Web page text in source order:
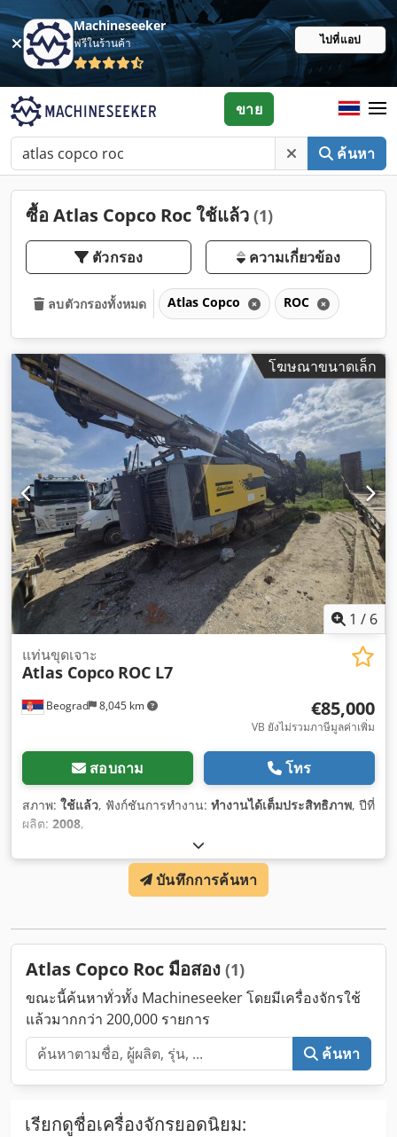
Machineseeker
ฟรีในร้านค้า ไปที่แอป
ค้นหา
ขาย
ซื้อ Atlas Copco Roc ใช้แล้ว (1)
ตัวกรอง ความเกี่ยวข้อง
ลบตัวกรองทั้งหมด Atlas Copco ROC
โฆษณาขนาดเล็ก
1 / 6
Beograd 8,045 km
แท่นขุดเจาะ
Atlas Copco ROC L7
€85,000
VB ยังไม่รวมภาษีมูลค่าเพิ่ม
สอบถาม โทร
สภาพ: ใช้แล้ว, ฟังก์ชันการทำงาน: ทำงานได้เต็มประสิทธิภาพ, ปีที่
ผลิต: 2008,
บันทึกการค้นหา
Atlas Copco Roc มือสอง (1)
ขณะนี้ค้นหาทั่วทั้ง Machineseeker โดยมีเครื่องจักรใช้
แล้วมากกว่า 200,000 รายการ
ค้นหา
เรียกดูชื่อเครื่องจักรยอดนิยม: